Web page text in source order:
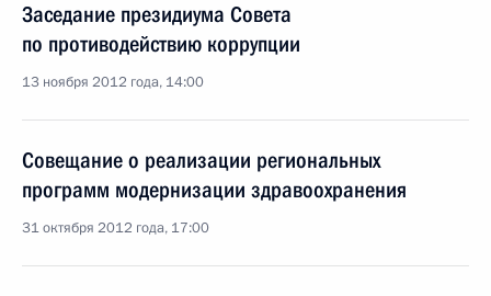
Заседание президиума Совета
по противодействию коррупции
13 ноября 2012 года, 14:00
Совещание о реализации региональных
программ модернизации здравоохранения
31 октября 2012 года, 17:00